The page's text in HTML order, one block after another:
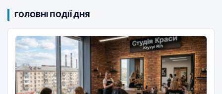
ГОЛОВНІ ПОДІЇ ДНЯ